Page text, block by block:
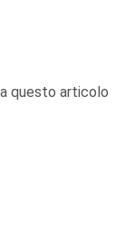
questo articolo